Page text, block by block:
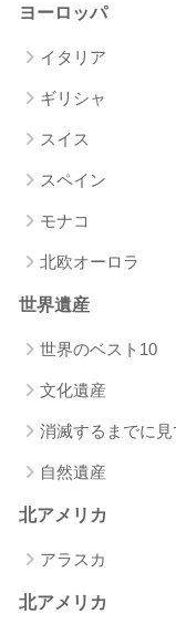
ヨーロッパ
イタリア
ギリシャ
スイス
スペイン
モナコ
北欧オーロラ
世界遺産
世界のベスト10
文化遺産
消滅するまでに
自然遺産
北アメリカ
アラスカ
北アメリカ